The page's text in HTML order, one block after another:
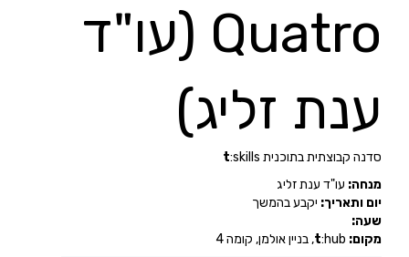
Quatro (עו"ד
ענת זליג)
סדנה קבוצתית בתוכנית t:skills
מנחה: עו"ד ענת זליג
יום ותאריך: יקבע בהמשך
שעה:
מקום:
t:hub, בניין אולמן, קומה 4